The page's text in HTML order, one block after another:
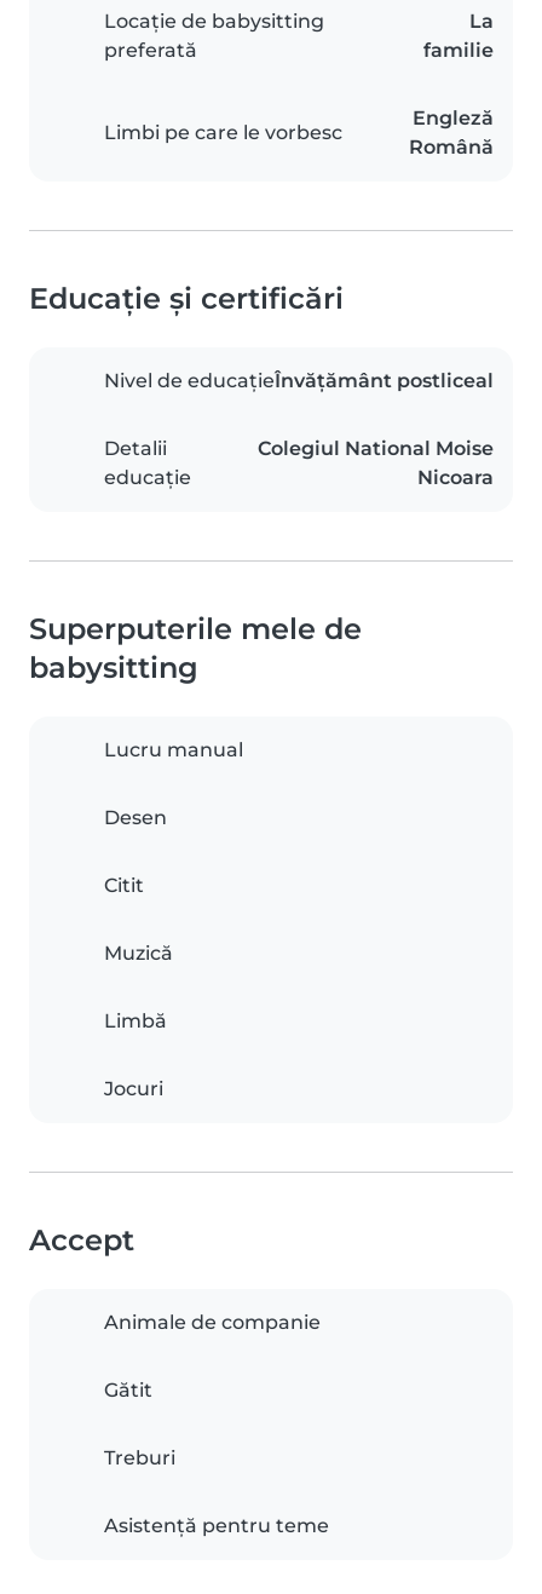
Locație de babysitting
preferată
La
familie
Limbi pe care le vorbesc
Engleză
Română
Educație și certificări
Nivel de educațieÎnvățământ postliceal
Detalii
educație
Colegiul National Moise
Nicoara
Superputerile mele de
babysitting
Lucru manual
Desen
Citit
Muzică
Limbă
Jocuri
Accept
Animale de companie
Gătit
Treburi
Asistență pentru teme